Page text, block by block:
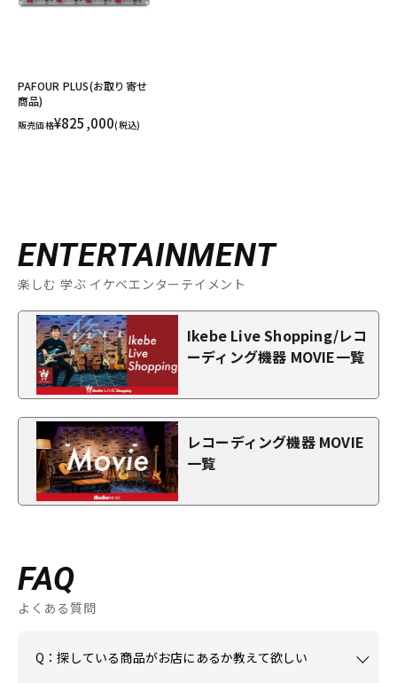
PAFOUR PLUS(お取り寄せ
商品)
販売価格¥825,000(税込)
ENTERTAINMENT
楽しむ 学ぶ イケベエンターテイメント
Ikebe Live Shopping/レコ
ーディング機器 MOVIE一覧
レコーディング機器 MOVIE
一覧
FAQ
よくある質問
Q：探している商品がお店にあるか教えて欲しい